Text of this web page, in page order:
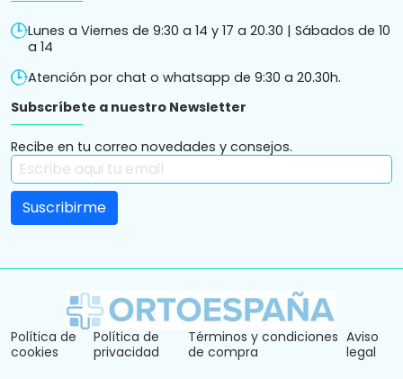
Lunes a Viernes de 9:30 a 14 y 17 a 20.30 | Sábados de 10
a 14
Atención por chat o whatsapp de 9:30 a 20.30h.
Subscríbete a nuestro Newsletter
Recibe en tu correo novedades y consejos.
Política de
cookies
Política de
privacidad
Términos y condiciones
de compra
Aviso
legal